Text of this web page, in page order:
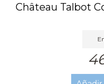
Château Talbot